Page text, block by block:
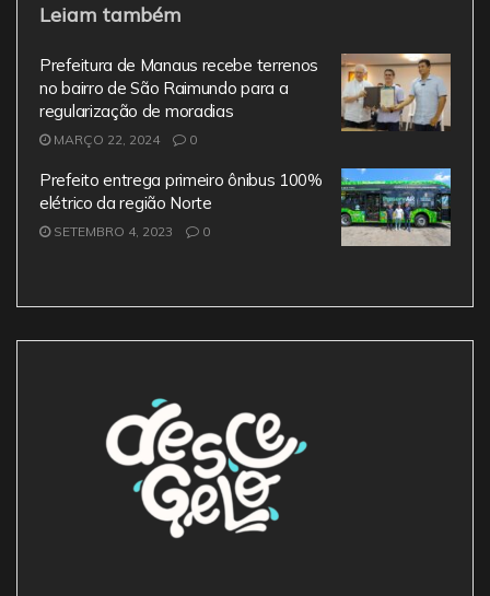
c
e
b
o
o
k
itt
er
ai
l
s
A
p
p
gr
a
Leiam também
Prefeitura de Manaus recebe terrenos
no bairro de São Raimundo para a
regularização de moradias
MARÇO 22, 2024 0
Prefeito entrega primeiro ônibus 100%
elétrico da região Norte
SETEMBRO 4, 2023 0